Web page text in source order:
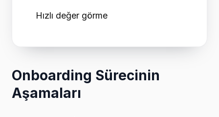
Hızlı değer görme
Onboarding Sürecinin
Aşamaları